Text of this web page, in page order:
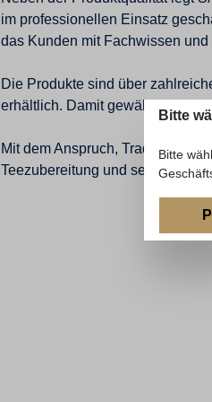
im professionellen Einsatz
das Kunden mit Fachwissen
Die Produkte sind über
erhältlich. Damit gewährleistet
Mit dem Anspruch, Tradition
Teezubereitung und setzt neue
Bitte
Bitte